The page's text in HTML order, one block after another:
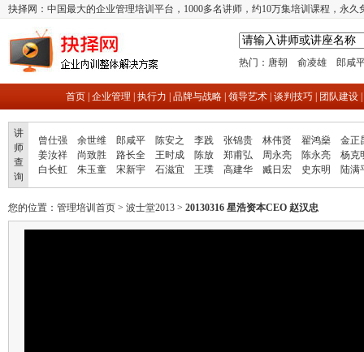
抉择网：中国最大的企业管理培训平台，1000多名讲师，约10万集培训课程，永
热门： 唐朝 俞凌雄 郎咸
首页| 企业管理 执行力 品牌与战略| 领导艺术| 谈判技巧| 团队建设|
讲
师
查
询
曾仕强 余世维 郎咸平 陈安之 李践 张锦贵 林伟贤 翟鸿燊
金正
姜汝祥
尚致胜 路长全 王时成 陈放 郑甫弘 周永亮 陈永亮
杨克
白长虹
朱玉童 宋新宇 石滋宜 王璞 高建华 臧日宏 史东明 陆满
您的位置： 管理培训首页 > 波士堂2013 > 20130316 星浩资本CEO 赵汉忠